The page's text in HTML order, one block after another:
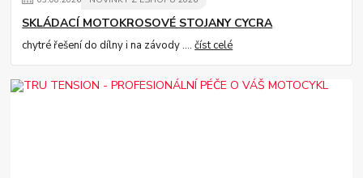
SKLÁDACÍ MOTOKROSOVÉ STOJANY CYCRA
chytré řešení do dílny i na závody ....číst celé